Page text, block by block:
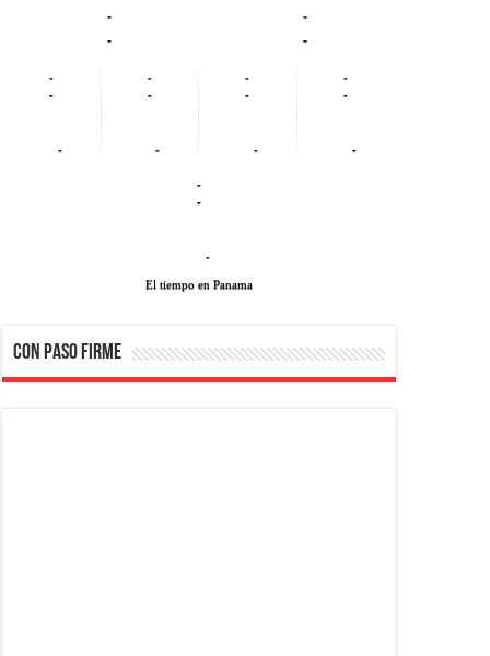
-
-
-
-
-
-
-
-
-
-
-
-
-
-
-
-
-
-
-
El tiempo en Panama
CON PASO FIRME